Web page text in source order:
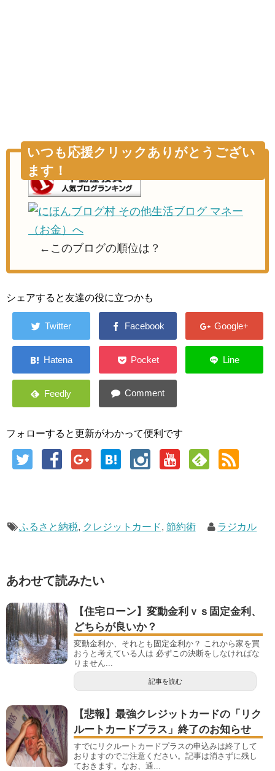
いつも応援クリックありがとうござい
ます！
←このブログの順位は？
シェアすると友達の役に立つかも
フォローすると更新がわかって便利です
ふるさと納税, クレジットカード, 節約術 ラジカル
あわせて読みたい
【住宅ローン】変動金利ｖｓ固定金利、
どちらが良いか？
変動金利か、それとも固定金利か？ これから家を買
おうと考えている人は 必ずこの決断をしなければな
りません...
記事を読む
【悲報】最強クレジットカードの「リク
ルートカードプラス」終了のお知らせ
すでにリクルートカードプラスの申込みは終了して
おりますのでご注意ください。記事は消さずに残し
ておきます。なお、通...